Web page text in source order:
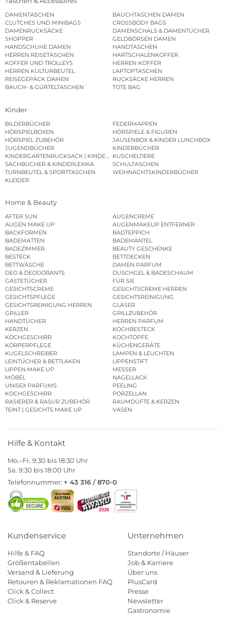
DAMENTASCHEN
BAUCHTASCHEN DAMEN
CLUTCHES UND MINIBAGS
CROSSBODY BAGS
DAMENRUCKSÄCKE
DAMENSCHALS & DAMENTÜCHER
SHOPPER
GELDBÖRSEN DAMEN
HANDSCHUHE DAMEN
HANDTASCHEN
HERREN REISETASCHEN
HARTSCHALENKOFFER
KOFFER UND TROLLEYS
HERREN KOFFER
HERREN KULTURBEUTEL
LAPTOPTASCHEN
REISEGEPÄCK DAMEN
RUCKSÄCKE HERREN
BAUCH- & GÜRTELTASCHEN
TOTE BAG
Kinder
BILDERBÜCHER
FEDERMAPPEN
HÖRSPIELBOXEN
HÖRSPIELE & FIGUREN
HÖRSPIEL ZUBEHÖR
JAUSENBOX & KINDER LUNCHBOX
JUGENDBÜCHER
KINDERBÜCHER
KINDERGARTENRUCKSACK | KINDERGARTENBEUTEL
KUSCHELTIERE
SACHBÜCHER & KINDERLEXIKA
SCHULTASCHEN
TURNBEUTEL & SPORTTASCHEN
WEIHNACHTSKINDERBÜCHER
KLEIDER
Home & Beauty
AFTER SUN
AUGENCREME
AUGEN MAKE UP
AUGENMAKEUP ENTFERNER
BACKFORMEN
BADTEPPICH
BADEMATTEN
BADEMÄNTEL
BADEZIMMER
BEAUTY GESCHENKE
BESTECK
BETTDECKEN
BETTWÄSCHE
DAMEN PARFUM
DEO & DEODORANTS
DUSCHGEL & BADESCHAUM
GÄSTETÜCHER
FÜR SIE
GESICHTSCREME
GESICHTSCREME HERREN
GESICHTSPFLEGE
GESICHTSREINIGUNG
GESICHTSREINIGUNG HERREN
GLÄSER
GRILLER
GRILLZUBEHÖR
HANDTÜCHER
HERREN PARFUM
KERZEN
KOCHBESTECK
KOCHGESCHIRR
KOCHTÖPFE
KÖRPERPFLEGE
KÜCHENGERÄTE
KUGELSCHREIBER
LAMPEN & LEUCHTEN
LEINTÜCHER & BETTLAKEN
LIPPENSTIFT
LIPPEN MAKE UP
MESSER
MÖBEL
NAGELLACK
UNISEX PARFUMS
PEELING
KOCHGESCHIRR
PORZELLAN
RASIERER & RASUR ZUBEHÖR
RAUMDÜFTE & KERZEN
TEINT | GESICHTS MAKE UP
VASEN
Hilfe & Kontakt
Mo.–Fr. 9:30 bis 18:30 Uhr
Sa. 9:30 bis 18:00 Uhr
Telefonnummer: + 43 316 / 870-0
Kundenservice
Hilfe & FAQ
Größentabellen
Versand & Lieferung
Retouren & Reklamationen FAQ
Click & Collect
Click & Reserve
Unternehmen
Standorte / Häuser
Job & Karriere
Über uns
PlusCard
Presse
Newsletter
Gastronomie